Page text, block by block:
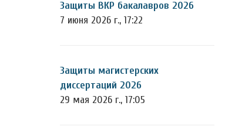
Защиты ВКР бакалавров 2026
7 июня 2026 г., 17:22
Защиты магистерских
диссертаций 2026
29 мая 2026 г., 17:05